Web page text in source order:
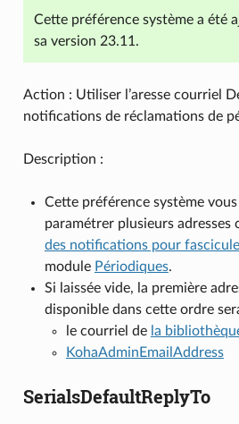
Cette préférence système a été
sa version 23.11.
Action : Utiliser l’aresse courriel
notifications de réclamations de
Description :
Cette préférence système
paramétrer plusieurs adresses
des notifications pour
module Périodiques.
Si laissée vide, la première
disponible dans cette ordre
le courriel de la
KohaAdminEmailAddress
SerialsDefaultReplyTo